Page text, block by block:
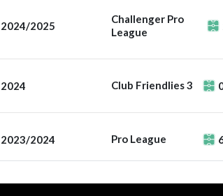
2024/2025
Challenger Pro
League
2024 Club Friendlies 3
2023/2024 Pro League